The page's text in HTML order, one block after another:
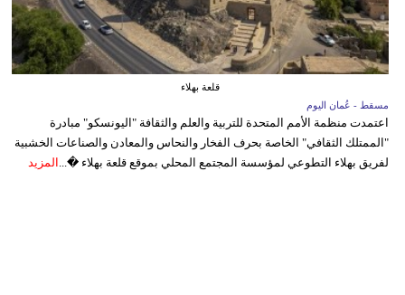
قلعة بهلاء
مسقط - عُمان اليوم
اعتمدت منظمة الأمم المتحدة للتربية والعلم والثقافة "اليونسكو" مبادرة
"الممتلك الثقافي" الخاصة بحرف الفخار والنحاس والمعادن والصناعات الخشبية
لفريق بهلاء التطوعي لمؤسسة المجتمع المحلي بموقع قلعة بهلاء �... المزيد